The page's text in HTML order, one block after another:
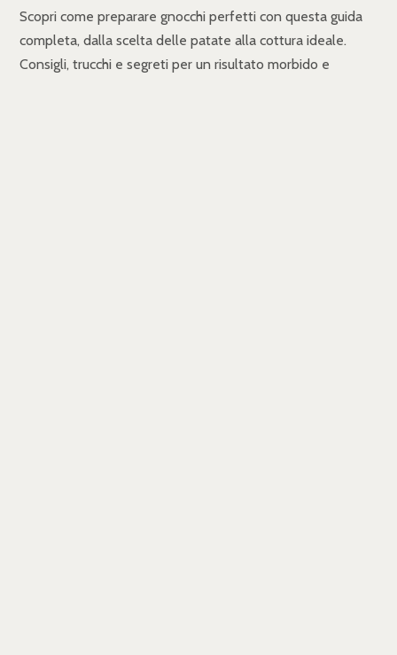
Scopri come preparare gnocchi perfetti con questa guida
completa, dalla scelta delle patate alla cottura ideale.
Consigli, trucchi e segreti per un risultato morbido e